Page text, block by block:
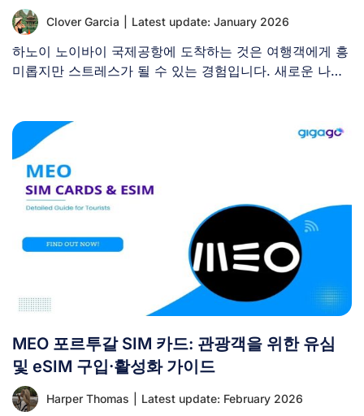
Clover Garcia Latest update: January 2026
하노이 노이바이 국제공항에 도착하는 것은 여행객에게 흥
미롭지만 스트레스가 될 수 있는 경험입니다. 새로운 나라
MEO 포르투갈 SIM 카드: 관광객을 위한 유심
및 eSIM 구입·활성화 가이드
Harper Thomas Latest update: February 2026